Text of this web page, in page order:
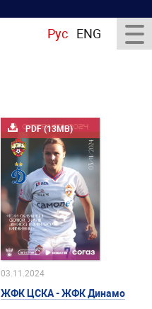
Рус ENG
PDF (13MB)
03.11.2024
ЖФК ЦСКА - ЖФК Динамо